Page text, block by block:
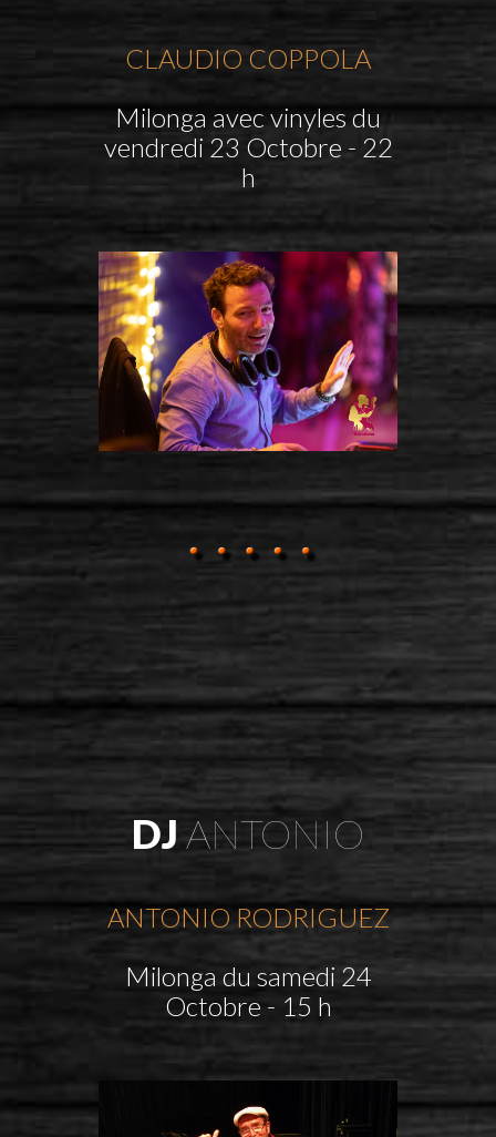
CLAUDIO COPPOLA
Milonga avec vinyles du
vendredi 23 Octobre - 22
h
DJ ANTONIO
ANTONIO RODRIGUEZ
Milonga du samedi 24
Octobre - 15 h